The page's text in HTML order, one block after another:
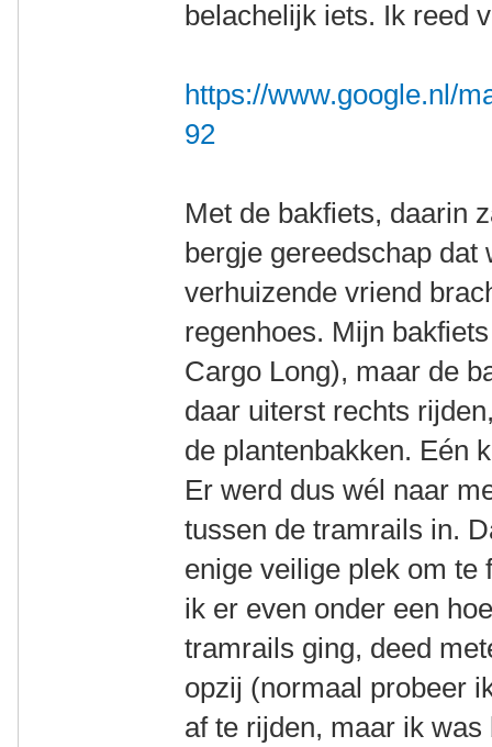
belachelijk iets. Ik reed
https://www.google.nl/
92
Met de bakfiets, daarin
bergje gereedschap dat
verhuizende vriend
regenhoes. Mijn
Cargo Long), maar de
daar uiterst rechts
de plantenbakken. Eén
Er werd dus wél naar
tussen de tramrails in.
enige veilige plek om te
ik er even onder een
tramrails ging, deed
opzij (normaal probeer
af te rijden, maar ik